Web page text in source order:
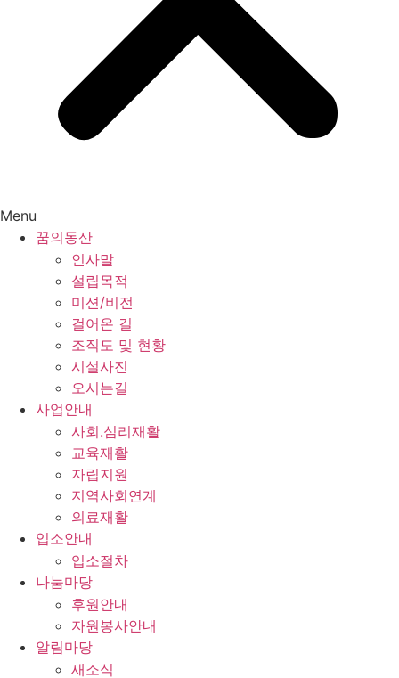
Menu
꿈의동산
인사말
설립목적
미션/비전
걸어온 길
조직도 및 현황
시설사진
오시는길
사업안내
사회.심리재활
교육재활
자립지원
지역사회연계
의료재활
입소안내
입소절차
나눔마당
후원안내
자원봉사안내
알림마당
새소식